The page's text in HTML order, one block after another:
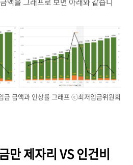
금 금액과 인상률 그래프 ⓒ최저임금위원회
만 제자리 VS 인건비